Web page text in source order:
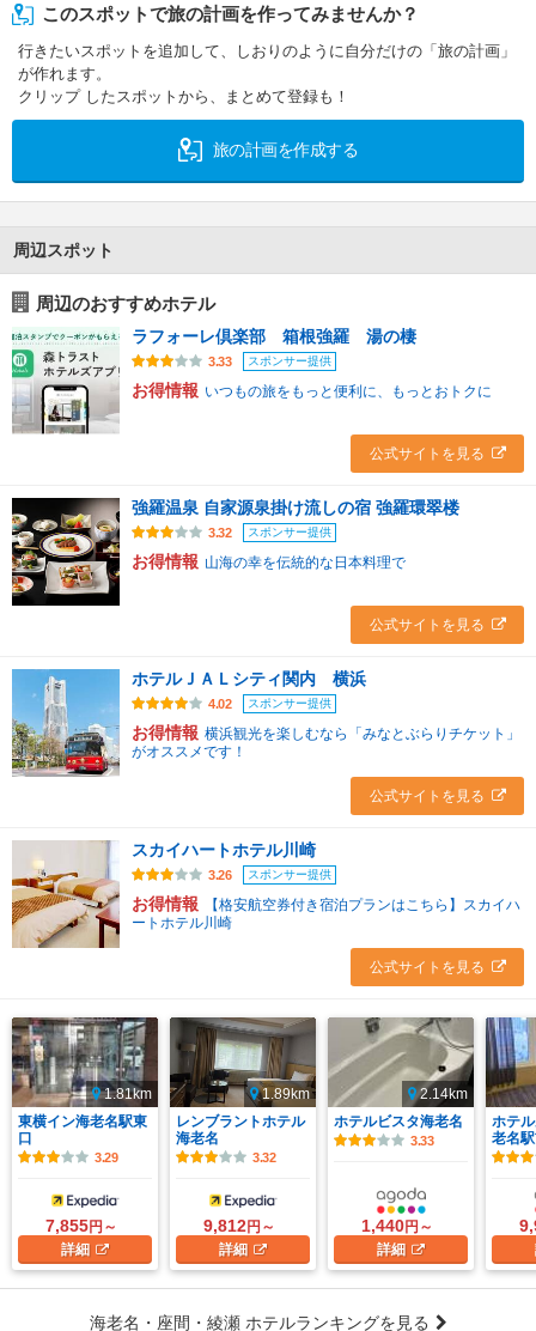
このスポットで旅の計画を作ってみませんか？
行きたいスポットを追加して、しおりのように自分だけの「旅の計画」
が作れます。
クリップ したスポットから、まとめて登録も！
旅の計画を作成する
周辺スポット
周辺のおすすめホテル
ラフォーレ倶楽部 箱根強羅 湯の棲
3.33 スポンサー提供
お得情報 いつもの旅をもっと便利に、もっとおトクに
公式サイトを見る
強羅温泉 自家源泉掛け流しの宿 強羅環翠楼
3.32 スポンサー提供
お得情報 山海の幸を伝統的な日本料理で
公式サイトを見る
ホテルＪＡＬシティ関内 横浜
4.02 スポンサー提供
お得情報 横浜観光を楽しむなら「みなとぶらりチケット」
がオススメです！
公式サイトを見る
スカイハートホテル川崎
3.26 スポンサー提供
お得情報
【格安航空券付き宿泊プランはこちら】スカイハ
ートホテル川崎
公式サイトを見る
1.81km
東横イン海老名駅東
口
3.29
7,855円～
詳細
1.89km
レンブラントホテル
海老名
3.32
9,812円～
詳細
2.14km
ホテルビスタ海老名
3.33
1,440円～
詳細
ホテ
老名
海老名・座間・綾瀬 ホテルランキングを見る